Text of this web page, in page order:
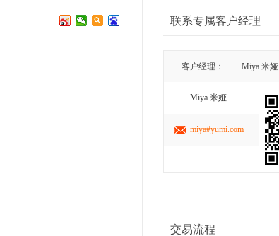
联系专属客户经理
客户经理： Miya 米娅
Miya 米娅
miya#yumi.com
交易流程